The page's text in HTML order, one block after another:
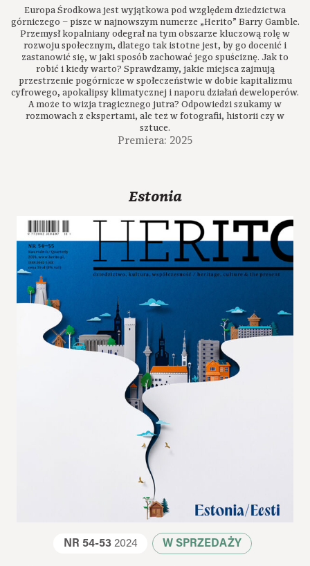
Europa Środkowa jest wyjątkowa pod względem dziedzictwa
górniczego – pisze w najnowszym numerze „Herito” Barry Gamble.
Przemysł kopalniany odegrał na tym obszarze kluczową rolę w
rozwoju społecznym, dlatego tak istotne jest, by go docenić i
zastanowić się, w jaki sposób zachować jego spuściznę. Jak to
robić i kiedy warto? Sprawdzamy, jakie miejsca zajmują
przestrzenie pogórnicze w społeczeństwie w dobie kapitalizmu
cyfrowego, apokalipsy klimatycznej i naporu działań deweloperów.
A może to wizja tragicznego jutra? Odpowiedzi szukamy w
rozmowach z ekspertami, ale też w fotografii, historii czy w
sztuce.
Premiera: 2025
Estonia
NR 54-532024 W SPRZEDAŻY